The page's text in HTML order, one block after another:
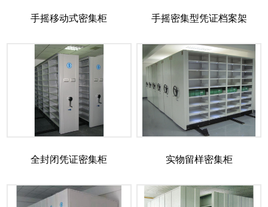
手摇移动式密集柜 手摇密集型凭证档案架
全封闭凭证密集柜 实物留样密集柜